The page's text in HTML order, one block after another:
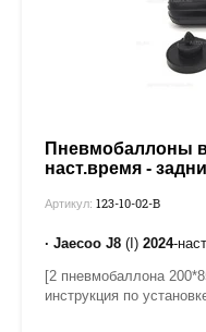
Пневмобаллоны
наст.время -
Артикул: 123-10-02-В
· Jaecoo J8 (I) 2024-
[2 пневмобаллона
инструкция по